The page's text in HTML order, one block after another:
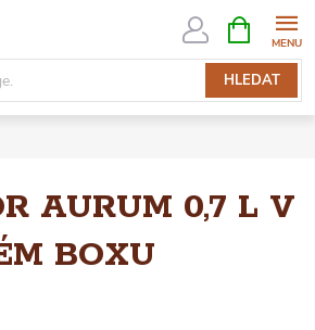
HLEDAT
NÁKUPNÍ
KOŠÍK
AURUM 0,7 L V
BOXU